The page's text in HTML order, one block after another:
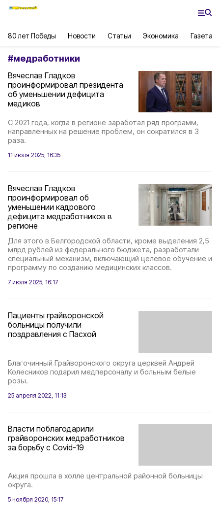
80 лет Победы Новости Статьи Экономика Газета
#медработники
Вячеслав Гладков
проинформировал президента
об уменьшении дефицита
медиков
С 2021 года, когда в регионе заработал ряд программ,
направленных на решение проблем, он сократился в 3
раза.
11 июля 2025, 16:35
Вячеслав Гладков
проинформировал об
уменьшении кадрового
дефицита медработников в
регионе
Для этого в Белгородской области, кроме выделения 2,5
млрд рублей из федерального бюджета, разработали
специальный механизм, включающий целевое обучение и
программу по созданию медицинских классов.
7 июля 2025, 16:17
Пациенты грайворонской
больницы получили
поздравления с Пасхой
Благочинный Грайворонского округа церквей Андрей
Колесников подарил медперсоналу и больным белые
розы.
25 апреля 2022, 11:13
Власти поблагодарили
грайворонских медработников
за борьбу с Covid-19
Акция прошла в холле центральной районной больницы
округа.
5 ноября 2020, 15:17